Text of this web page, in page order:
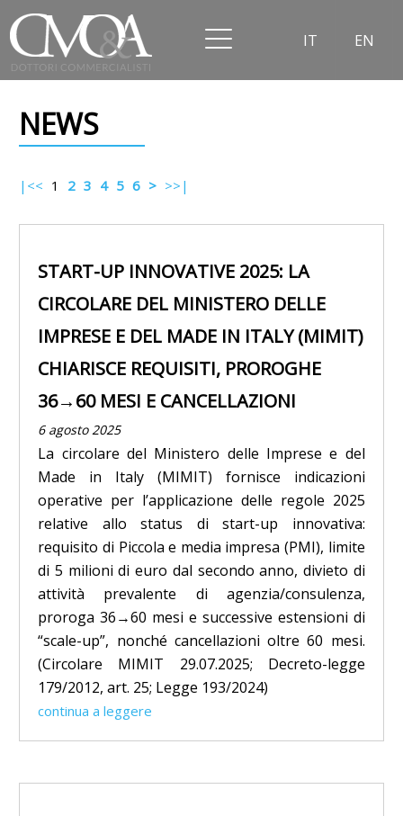
IT EN
NEWS
|<< 1 2 3 4 5 6 > >>|
START-UP INNOVATIVE 2025: LA
CIRCOLARE DEL MINISTERO DELLE
IMPRESE E DEL MADE IN ITALY (MIMIT)
CHIARISCE REQUISITI, PROROGHE
36→60 MESI E CANCELLAZIONI
6 agosto 2025
La circolare del Ministero delle Imprese e del
Made in Italy (MIMIT) fornisce indicazioni
operative per l’applicazione delle regole 2025
relative allo status di start-up innovativa:
requisito di Piccola e media impresa (PMI), limite
di 5 milioni di euro dal secondo anno, divieto di
attività prevalente di agenzia/consulenza,
proroga 36→60 mesi e successive estensioni di
“scale-up”, nonché cancellazioni oltre 60 mesi.
(Circolare MIMIT 29.07.2025; Decreto-legge
179/2012, art. 25; Legge 193/2024)
continua a leggere